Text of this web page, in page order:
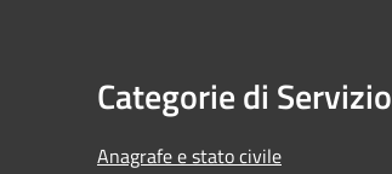
Categorie di Servizio
Anagrafe e stato civile